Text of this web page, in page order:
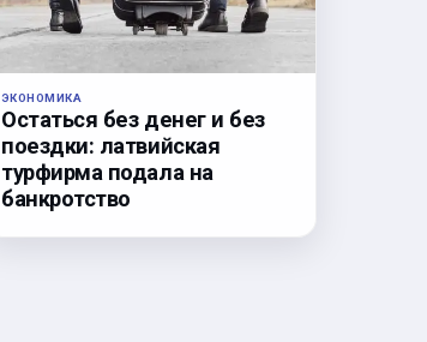
ЭКОНОМИКА
Остаться без денег и без
поездки: латвийская
турфирма подала на
банкротство